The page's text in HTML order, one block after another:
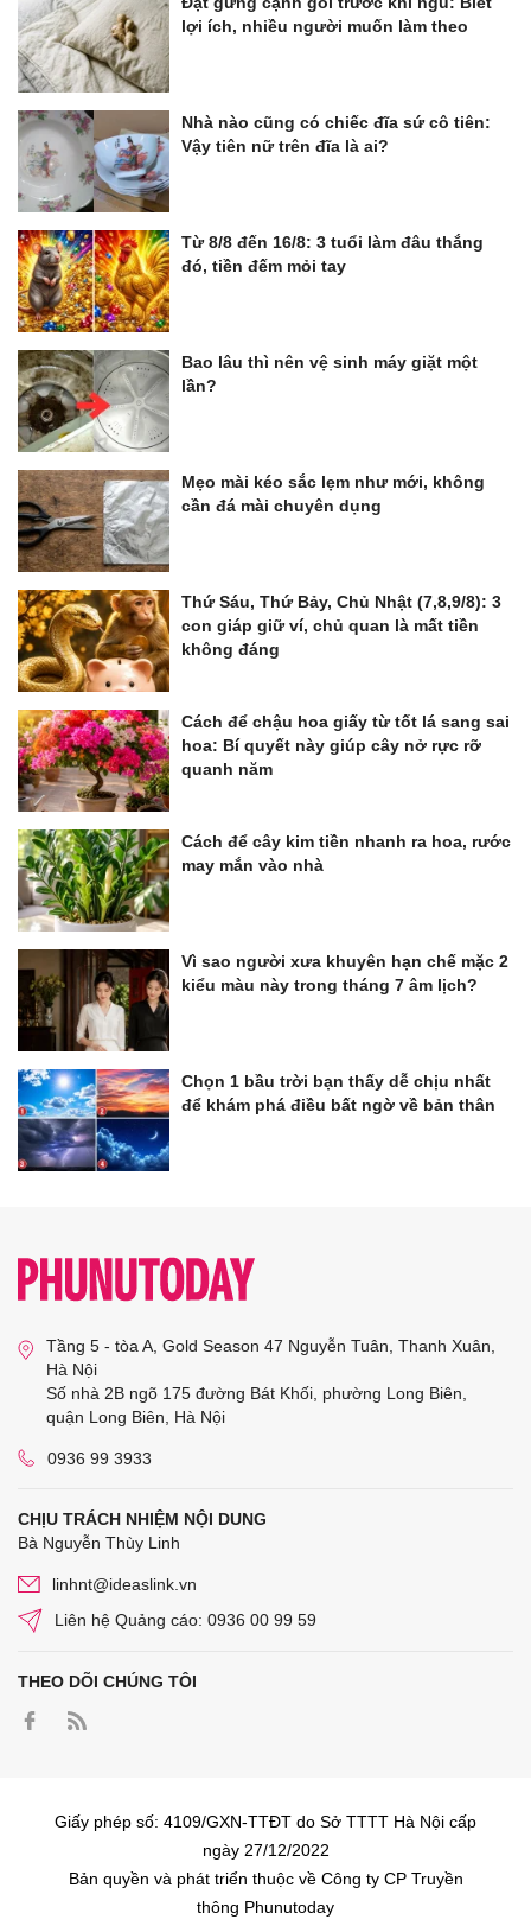
lợi ích, nhiều người muốn làm theo
Nhà nào cũng có chiếc đĩa sứ cô tiên:
Vậy tiên nữ trên đĩa là ai?
Từ 8/8 đến 16/8: 3 tuổi làm đâu thắng
đó, tiền đếm mỏi tay
Bao lâu thì nên vệ sinh máy giặt một
lần?
Mẹo mài kéo sắc lẹm như mới, không
cần đá mài chuyên dụng
Thứ Sáu, Thứ Bảy, Chủ Nhật (7,8,9/8): 3
con giáp giữ ví, chủ quan là mất tiền
không đáng
Cách để chậu hoa giấy từ tốt lá sang sai
hoa: Bí quyết này giúp cây nở rực rỡ
quanh năm
Cách để cây kim tiền nhanh ra hoa, rước
may mắn vào nhà
Vì sao người xưa khuyên hạn chế mặc 2
kiểu màu này trong tháng 7 âm lịch?
Chọn 1 bầu trời bạn thấy dễ chịu nhất
để khám phá điều bất ngờ về bản thân
Tầng 5 - tòa A, Gold Season 47 Nguyễn Tuân, Thanh Xuân,
Hà Nội
Số nhà 2B ngõ 175 đường Bát Khối, phường Long Biên,
quận Long Biên, Hà Nội
0936 99 3933
CHỊU TRÁCH NHIỆM NỘI DUNG
Bà Nguyễn Thùy Linh
linhnt@ideaslink.vn
Liên hệ Quảng cáo: 0936 00 99 59
THEO DÕI CHÚNG TÔI
Giấy phép số: 4109/GXN-TTĐT do Sở TTTT Hà Nội cấp
ngày 27/12/2022
Bản quyền và phát triển thuộc về Công ty CP Truyền
thông Phunutoday